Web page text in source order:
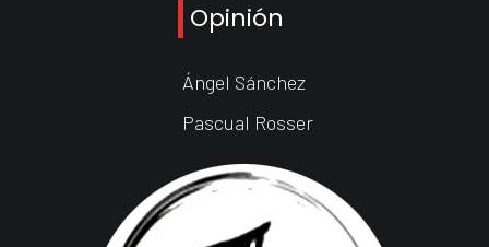
Opinión
Ángel Sánchez
Pascual Rosser